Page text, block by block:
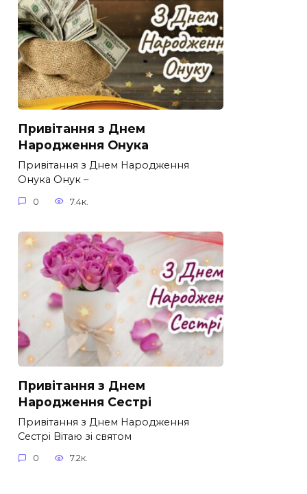
Привітання з Днем
Народження Онука
Привітання з Днем Народження
Онука Онук –
0 7.4к.
Привітання з Днем
Народження Сестрі
Привітання з Днем Народження
Сестрі Вітаю зі святом
0 7.2к.